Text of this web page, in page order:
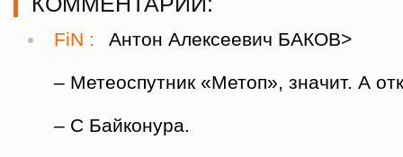
FiN : Антон Алексеевич БАКОВ>
– Метеоспутник «Метоп», значит. А
– С Байконура.